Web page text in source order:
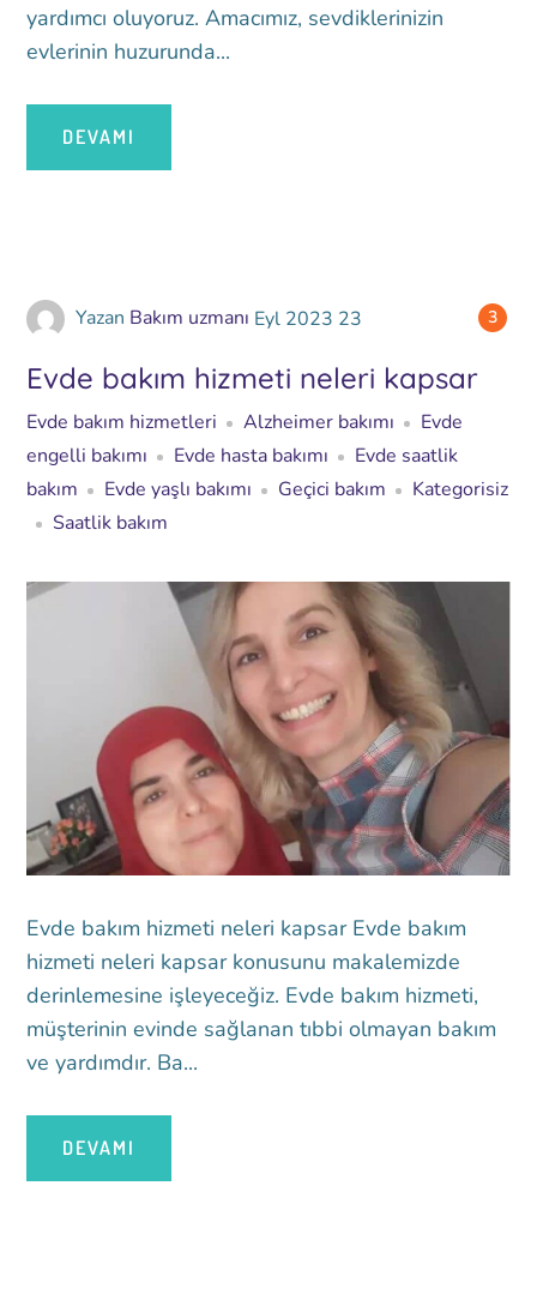
yardımcı oluyoruz. Amacımız, sevdiklerinizin
evlerinin huzurunda...
DEVAMI
3
Yazan Bakım uzmanı Eyl 2023 23
Evde bakım hizmeti neleri kapsar
Evde bakım hizmetleri Alzheimer bakımı
Evde
engelli bakımı
Evde hasta bakımı
Evde saatlik
bakım
Evde yaşlı bakımı Geçici bakım
Kategorisiz
Saatlik bakım
Evde bakım hizmeti neleri kapsar Evde bakım
hizmeti neleri kapsar konusunu makalemizde
derinlemesine işleyeceğiz. Evde bakım hizmeti,
müşterinin evinde sağlanan tıbbi olmayan bakım
ve yardımdır. Ba...
DEVAMI